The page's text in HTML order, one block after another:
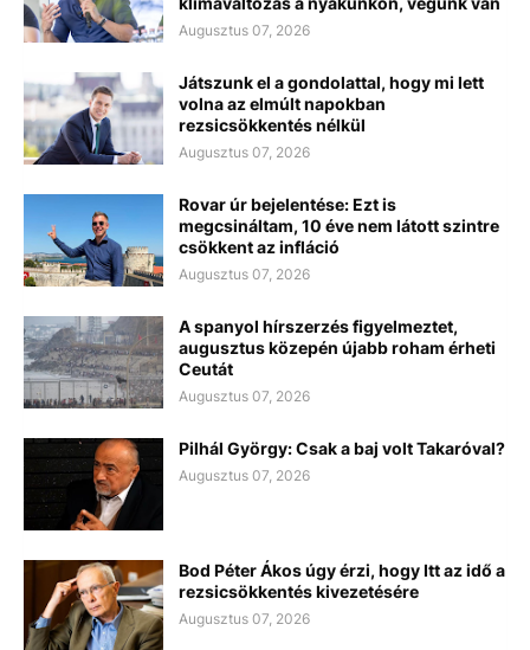
Augusztus 07, 2026
Játszunk el a gondolattal, hogy mi lett
volna az elmúlt napokban
rezsicsökkentés nélkül
Augusztus 07, 2026
Rovar úr bejelentése: Ezt is
megcsináltam, 10 éve nem látott szintre
csökkent az infláció
Augusztus 07, 2026
A spanyol hírszerzés figyelmeztet,
augusztus közepén újabb roham érheti
Ceutát
Augusztus 07, 2026
Pilhál György: Csak a baj volt Takaróval?
Augusztus 07, 2026
Bod Péter Ákos úgy érzi, hogy Itt az idő a
rezsicsökkentés kivezetésére
Augusztus 07, 2026